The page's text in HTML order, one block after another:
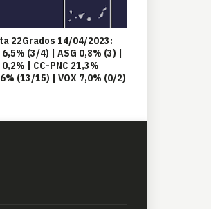
22Grados 14/04/2023:
6,5% (3/4) | ASG 0,8% (3) |
| CC-PNC 21,3%
(13/15) | VOX 7,0% (0/2)